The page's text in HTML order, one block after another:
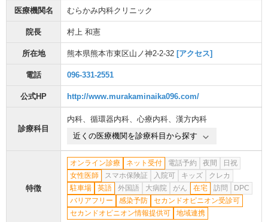
医療機関名 むらかみ内科クリニック
院長 村上 和憲
所在地 熊本県熊本市東区山ノ神2-2-32 [アクセス]
電話 096-331-2551
公式HP http://www.murakaminaika096.com/
診療科目
内科、 循環器内科、 心療内科、 漢方内科
近くの医療機関を診療科目から探す
特徴
オンライン診療 ネット受付 電話予約 夜間
日祝
女性医師
スマホ保険証 入院可 キッズ
クレカ
駐車場
英語 外国語 大病院 がん 在宅 訪問
DPC
バリアフリー
感染予防
セカンドオピニオン受診可
セカンドオピニオン情報提供可
地域連携